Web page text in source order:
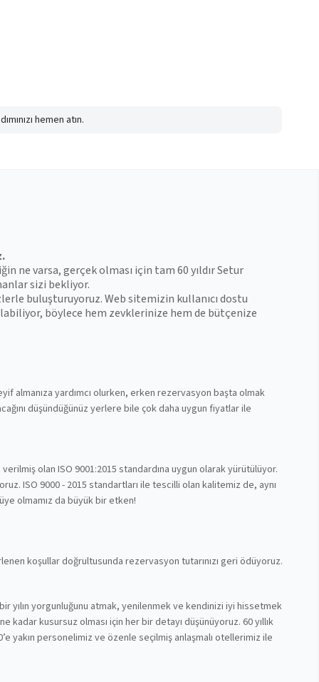
hemen atın.
ne varsa, gerçek olması için tam 60 yıldır Setur
sizi bekliyor.
buluşturuyoruz. Web sitemizin kullanıcı dostu
böylece hem zevklerinize hem de bütçenize
almanıza yardımcı olurken, erken rezervasyon başta olmak
düşündüğünüz yerlere bile çok daha uygun fiyatlar ile
olan ISO 9001:2015 standardına uygun olarak yürütülüyor.
ISO 9000 - 2015 standartları ile tescilli olan kalitemiz de, aynı
olmamız da büyük bir etken!
koşullar doğrultusunda rezervasyon tutarınızı geri ödüyoruz.
yılın yorgunluğunu atmak, yenilenmek ve kendinizi iyi hissetmek
kadar kusursuz olması için her bir detayı düşünüyoruz. 60 yıllık
yakın personelimiz ve özenle seçilmiş anlaşmalı otellerimiz ile